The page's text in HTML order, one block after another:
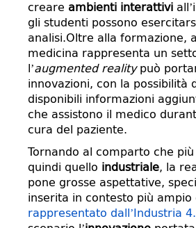
creare ambienti interattivi
gli studenti possono
analisi.Oltre alla formazione,
medicina rappresenta un
l’augmented realitypuò
innovazioni, con la possibilità
disponibili informazioni
che assistono il medico
cura del paziente.
Tornando al comparto che
quindi quello industriale, la
pone grosse aspettative,
inserita in contesto più ampio
rappresentato dall’Industria